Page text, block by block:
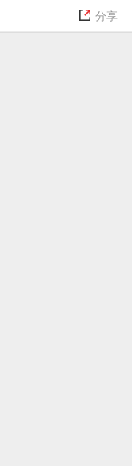
登录
分享